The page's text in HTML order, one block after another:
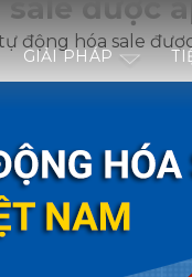
GIẢI PHÁP
được
động hóa sale